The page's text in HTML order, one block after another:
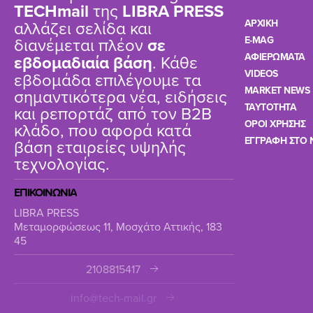
TΕCHmail της LIBRA PRESS
αλλάζει σελίδα και
διανέμεται πλέον σε
εβδομαδιαία βάση. Κάθε
εβδομάδα επιλέγουμε τα
σημαντικότερα νέα, ειδήσεις
και ρεπορτάζ από τον B2B
κλάδο, που αφορά κατά
βάση εταιρείες υψηλής
τεχνολογίας.
ΕΠΙΚΟΙΝΩΝΙΑ
LIBRA PRESS
Μεταμορφώσεως 11, Μοσχάτο Αττικής, 183
45
2108815417
info@tech-mail.gr
ΑΡΧΙΚΗ
E-MAG
ΑΦΙΕΡΩΜΑΤΑ
VIDEOS
MARKET NEWS
TAYTOTHTA
ΟΡΟΙ ΧΡΗΣΗΣ
ΕΓΓΡΑΦΗ ΣΤΟ